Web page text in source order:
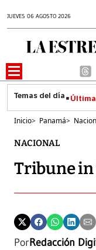
JUEVES 06 AGOSTO 2026
Inicio> Panamá>
NACIONAL
Tribune
PorRedacción